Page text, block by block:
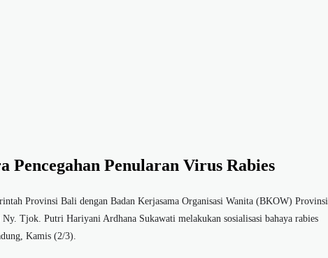
Pencegahan Penularan Virus Rabies
Provinsi Bali dengan Badan Kerjasama Organisasi Wanita (BKOW) Provinsi
Tjok. Putri Hariyani Ardhana Sukawati melakukan sosialisasi bahaya rabies
Kamis (2/3).